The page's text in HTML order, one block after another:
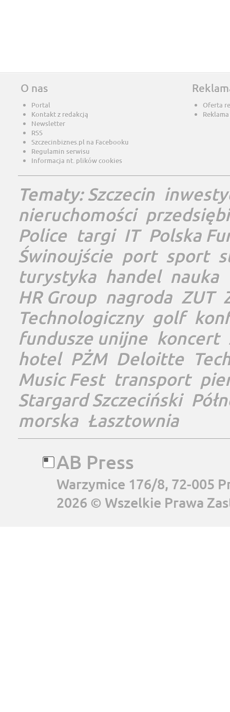
O nas
Portal
Kontakt z redakcją
Newsletter
RSS
Szczecinbiznes.pl na Facebooku
Regulamin serwisu
Informacja nt. plików cookies
Oferta
Tematy:Szczecin
nieruchomości
Police targi IT Polska
Świnoujście port sport
turystyka handel nauka
HR Group nagroda ZUT
Technologiczny golf
fundusze unijne koncert
hotel PŻM Deloitte
Music Fest transport
Stargard Szczeciński
morska Łasztownia
AB Press
Warzymice 176/8, 72-005
2026 © Wszelkie Prawa